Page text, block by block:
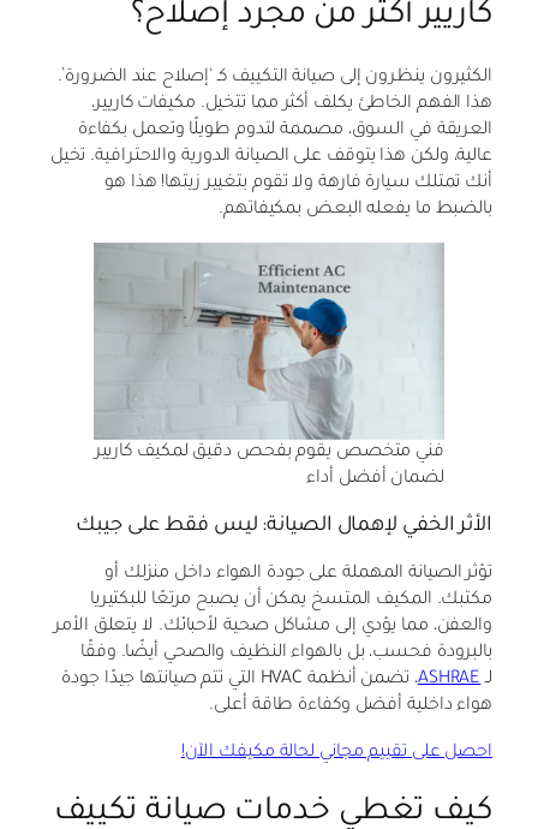
كاريير أكثر من مجرد إصلاح؟
الكثيرون ينظرون إلى صيانة التكييف كـ ‘إصلاح عند الضرورة’.
هذا الفهم الخاطئ يكلف أكثر مما تتخيل. مكيفات كاريير،
العريقة في السوق، مصممة لتدوم طويلًا وتعمل بكفاءة
عالية، ولكن هذا يتوقف على الصيانة الدورية والاحترافية. تخيل
أنك تمتلك سيارة فارهة ولا تقوم بتغيير زيتها! هذا هو
بالضبط ما يفعله البعض بمكيفاتهم.
فني متخصص يقوم بفحص دقيق لمكيف كاريير
لضمان أفضل أداء
الأثر الخفي لإهمال الصيانة: ليس فقط على جيبك
تؤثر الصيانة المهملة على جودة الهواء داخل منزلك أو
مكتبك. المكيف المتسخ يمكن أن يصبح مرتعًا للبكتيريا
والعفن، مما يؤدي إلى مشاكل صحية لأحبائك. لا يتعلق الأمر
بالبرودة فحسب، بل بالهواء النظيف والصحي أيضًا. وفقًا
لـASHRAE
، تضمن أنظمة HVAC التي تتم صيانتها جيدًا جودة
هواء داخلية أفضل وكفاءة طاقة أعلى.
احصل على تقييم مجاني لحالة مكيفك الآن!
كيف تغطي خدمات صيانة تكييف